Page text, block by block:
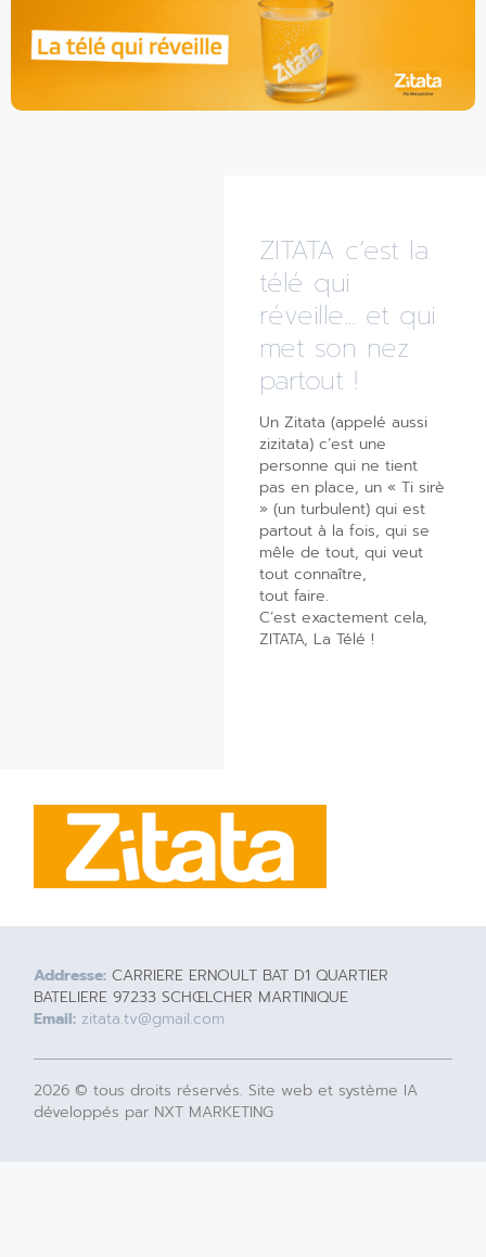
ZITATA c’est la
télé qui
réveille... et qui
met son nez
partout !
Un Zitata (appelé aussi
zizitata) c’est une
personne qui ne tient
pas en place, un « Ti sirè
» (un turbulent) qui est
partout à la fois, qui se
mêle de tout, qui veut
tout connaître,
tout faire.
C’est exactement cela,
ZITATA, La Télé !
Addresse: CARRIERE ERNOULT BAT D1 QUARTIER
BATELIERE 97233 SCHŒLCHER MARTINIQUE
Email: zitata.tv@gmail.com
2026 © tous droits réservés. Site web et système IA
développés par NXT MARKETING